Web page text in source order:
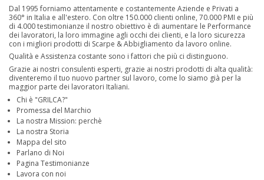
Dal 1995 forniamo attentamente e costantemente Aziende e Privati a
360° in Italia e all'estero. Con oltre 150.000 clienti online, 70.000 PMI e più
di 4.000 testimonianze il nostro obiettivo è di aumentare le Performance
dei lavoratori, la loro immagine agli occhi dei clienti, e la loro sicurezza
con i migliori prodotti di Scarpe & Abbigliamento da lavoro online.
Qualità e Assistenza costante sono i fattori che più ci distinguono.
Grazie ai nostri consulenti esperti, grazie ai nostri prodotti di alta qualità:
diventeremo il tuo nuovo partner sul lavoro, come lo siamo già per la
maggior parte dei lavoratori Italiani.
Chi è "GRILCA?"
Promessa del Marchio
La nostra Mission: perchè
La nostra Storia
Mappa del sito
Parlano di Noi
Pagina Testimonianze
Lavora con noi